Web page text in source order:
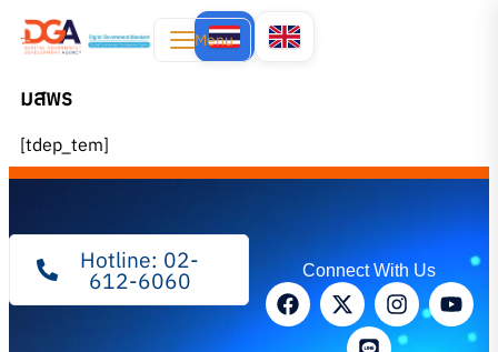
Menu
มสพร
[tdep_tem]
Hotline: 02-
612-6060 Connect With Us